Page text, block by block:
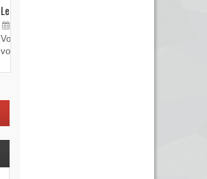
Les brouilleurs de clefs de véhicule
Vous pensez avoir verrouillé votre véhicule avec
votre...